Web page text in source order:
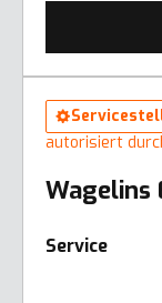
autorisiert
Wagelins
Service